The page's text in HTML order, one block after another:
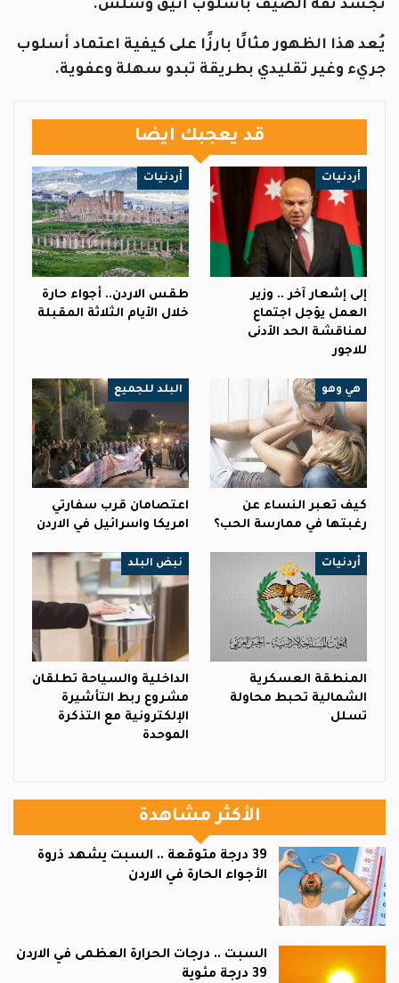
تجسد ثقة الصيف بأسلوب أنيق وسلس.
يُعد هذا الظهور مثالًا بارزًا على كيفية اعتماد أسلوب
جريء وغير تقليدي بطريقة تبدو سهلة وعفوية.
قد يعجبك ايضا
أردنيات
إلى إشعار آخر .. وزير
العمل يؤجل اجتماع
لمناقشة الحد الأدنى
للاجور
أردنيات
طقس الاردن.. أجواء حارة
خلال الأيام الثلاثة المقبلة
هي وهو
كيف تعبر النساء عن
رغبتها في ممارسة الحب؟
البلد للجميع
اعتصامان قرب سفارتي
امريكا واسرائيل في الاردن
أردنيات
المنطقة العسكرية
الشمالية تحبط محاولة
تسلل
نبض البلد
الداخلية والسياحة تطلقان
مشروع ربط التأشيرة
الإلكترونية مع التذكرة
الموحدة
الأكثر مشاهدة
39 درجة متوقعة .. السبت يشهد ذروة
الأجواء الحارة في الاردن
السبت .. درجات الحرارة العظمى في الاردن
39 درجة مئوية